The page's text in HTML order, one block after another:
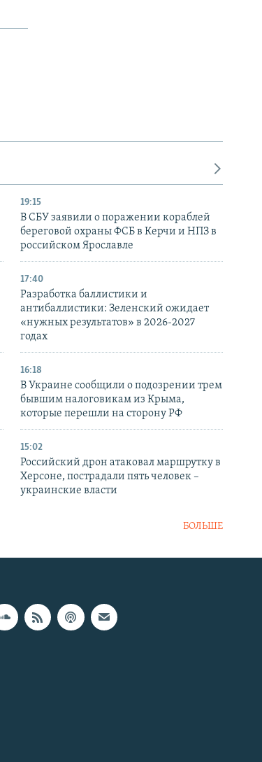
19:15
В СБУ заявили о поражении кораблей
береговой охраны ФСБ в Керчи и НПЗ в
российском Ярославле
17:40
Разработка баллистики и
антибаллистики: Зеленский ожидает
«нужных результатов» в 2026-2027
годах
16:18
В Украине сообщили о подозрении трем
бывшим налоговикам из Крыма,
которые перешли на сторону РФ
15:02
Российский дрон атаковал маршрутку в
Херсоне, пострадали пять человек –
украинские власти
БОЛЬШЕ